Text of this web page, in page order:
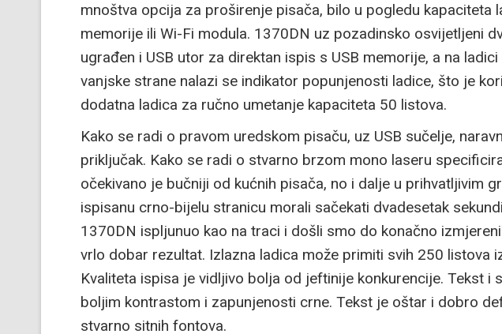
mnoštva opcija za proširenje pisača, bilo u pogledu kapaciteta
memorije ili Wi-Fi modula. 1370DN uz pozadinsko osvijetljeni
ugrađen i USB utor za direktan ispis s USB memorije, a na
vanjske strane nalazi se indikator popunjenosti ladice, što je
dodatna ladica za ručno umetanje kapaciteta 50 listova.
Kako se radi o pravom uredskom pisaču, uz USB sučelje,
priključak. Kako se radi o stvarno brzom mono laseru
očekivano je bučniji od kućnih pisača, no i dalje u prihvatljivim
ispisanu crno-bijelu stranicu morali sačekati dvadesetak
1370DN ispljunuo kao na traci i došli smo do konačno
vrlo dobar rezultat. Izlazna ladica može primiti svih 250 listova
Kvaliteta ispisa je vidljivo bolja od jeftinije konkurencije. Tekst i
boljim kontrastom i zapunjenosti crne. Tekst je oštar i dobro
stvarno sitnih fontova.